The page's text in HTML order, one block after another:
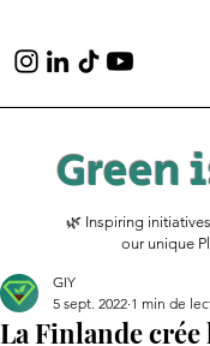
Green
🌿 Inspiring
our unique
La Finlande
GIY
5 sept. 2022 1 min de